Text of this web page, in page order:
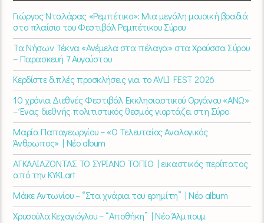
Γιώργος Νταλάρας «Ρεμπέτικο»: Μια μεγάλη μουσική βραδιά
στο πλαίσιο του Φεστιβάλ Ρεμπέτικου Σύρου
Τα Νήσων Τέκνα «Ανέμελα στα πέλαγα» στα Χρούσσα Σύρου
– Παρασκευή 7 Αυγούστου
Κερδίστε διπλές προσκλήσεις για το AVLI FEST 2026
10 χρόνια Διεθνές Φεστιβάλ Εκκλησιαστικού Οργάνου «ΑΝΩ»
– Ένας διεθνής πολιτιστικός θεσμός γιορτάζει στη Σύρο​
Μαρία Παπαγεωργίου – «Ο Τελευταίος Αναλογικός
Άνθρωπος» | Νέο album
ΑΓΚΑΛΙΑΖΟΝΤΑΣ ΤΟ ΣΥΡΙΑΝΟ ΤΟΠΙΟ | εικαστικός περίπατος
από την KYKLart
Μάκε Αντωνίου – “Στα χνάρια του ερημίτη” | Νέο album
Χρυσούλα Κεχαγιόγλου – “Αποθήκη” | Νέο Άλμπουμ